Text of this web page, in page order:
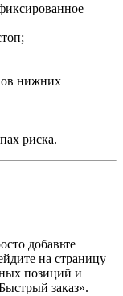
нижних
риска.
добавьте
на страницу
позиций и
заказ».